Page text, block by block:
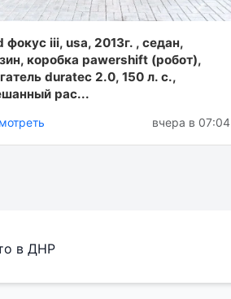
фокус iii, usa, 2013г. , седан,
коробка pawershift (робот),
duratec 2.0, 150 л. с.,
рас...
вчера в 07:04
в ДНР